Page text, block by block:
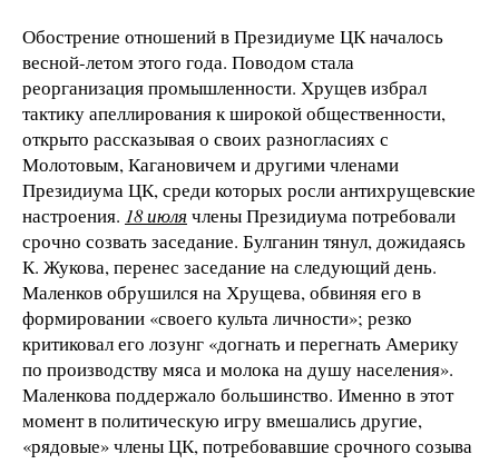
Обострение отношений в Президиуме ЦК началось
весной-летом этого года. Поводом стала
реорганизация промышленности. Хрущев избрал
тактику апеллирования к широкой общественности,
открыто рассказывая о своих разногласиях с
Молотовым, Кагановичем и другими членами
Президиума ЦК, среди которых росли антихрущевские
настроения. 18 июля члены Президиума потребовали
срочно созвать заседание. Булганин тянул, дожидаясь
К. Жукова, перенес заседание на следующий день.
Маленков обрушился на Хрущева, обвиняя его в
формировании «своего культа личности»; резко
критиковал его лозунг «догнать и перегнать Америку
по производству мяса и молока на душу населения».
Маленкова поддержало большинство. Именно в этот
момент в политическую игру вмешались другие,
«рядовые» члены ЦК, потребовавшие срочного созыва